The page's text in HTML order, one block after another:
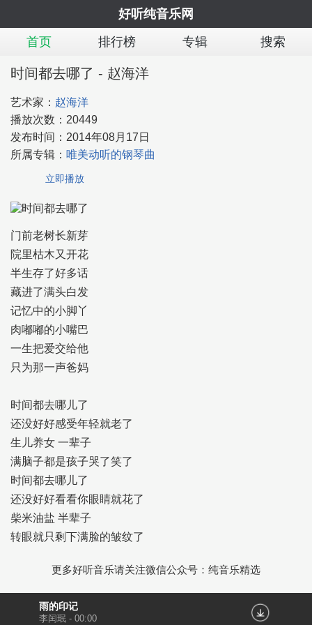
好听纯音乐网
首页
排行榜 专辑 搜索
时间都去哪了 - 赵海洋
艺术家： 赵海洋
播放次数： 20449
发布时间： 2014年08月17日
所属专辑： 唯美动听的钢琴曲
立即播放
门前老树长新芽
院里枯木又开花
半生存了好多话
藏进了满头白发
记忆中的小脚丫
肉嘟嘟的小嘴巴
一生把爱交给他
只为那一声爸妈
时间都去哪儿了
还没好好感受年轻就老了
生儿养女 一辈子
满脑子都是孩子哭了笑了
时间都去哪儿了
还没好好看看你眼睛就花了
柴米油盐 半辈子
转眼就只剩下满脸的皱纹了
更多好听音乐请关注微信公众号：纯音乐精选
雨的印记
李闰珉 - 00:00